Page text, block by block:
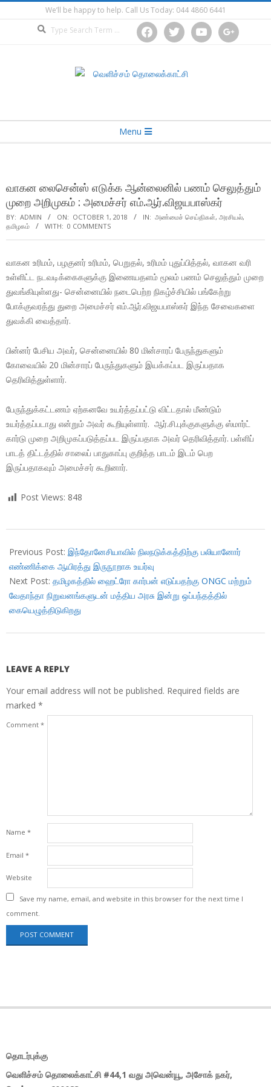
to
We’ll be happy to help. Call Us Today: 044 4860 6441
facebooktwitter youtube google
Menu
வாகன லைசென்ஸ் எடுக்க ஆன்லைனில் பணம் செலுத்தும்
முறை அறிமுகம் : அமைச்சர் எம்.ஆர்.விஜயபாஸ்கர்
BY: ADMIN ON: OCTOBER 1, 2018 IN: அண்மைச் செய்திகள், அரசியல்,
தமிழகம்
WITH: 0 COMMENTS
வாகன உரிமம், பழகுனர் உரிமம், பெறுதல், உரிமம் புதுப்பித்தல், வாகன வரி
உள்ளிட்ட நடவடிக்கைகளுக்கு இணையதளம் மூலம் பணம் செலுத்தும் முறை
துவங்கியுள்ளது- சென்னையில் நடைபெற்ற நிகழ்ச்சியில் பங்கேற்று
போக்குவரத்து துறை அமைச்சர் எம்.ஆர்.விஜயபாஸ்கர் இந்த சேவைகளை
துவக்கி வைத்தார்.
பின்னர் பேசிய அவர், சென்னையில் 80 மின்சாரப் பேருந்துகளும்
கோவையில் 20 மின்சாரப் பேருந்துகளும் இயக்கப்பட இருப்பதாக
தெரிவித்துள்ளார்.
பேருந்துக்கட்டணம் ஏற்கனவே உயர்த்தப்பட்டு விட்டதால் மீண்டும்
உயர்த்தப்படாது என்றும் அவர் கூறியுள்ளார். ஆர்.சி.புக்குகளுக்கு ஸ்மார்ட்
கார்டு முறை அறிமுகப்படுத்தப்பட இருப்பதாக அவர் தெரிவித்தார். பள்ளிப்
பாடத் திட்டத்தில் சாலைப் பாதுகாப்பு குறித்த பாடம் இடம் பெற
இருப்பதாகவும் அமைச்சர் கூறினார்.
Post Views: 848
10-
01
Previous Post: இந்தோனேசியாவில் நிலநடுக்கத்திற்கு பலியானோர்
எண்ணிக்கை ஆயிரத்து இருநூறாக உயர்வு
Next Post: தமிழகத்தில் ஹைட்ரோ கார்பன் எடுப்பதற்கு ONGC மற்றும்
வேதாந்தா நிறுவனங்களுடன் மத்திய அரசு இன்று ஒப்பந்தத்தில்
கையெழுத்திடுகிறது
LEAVE A REPLY
Your email address will not be published. Required fields are
marked *
Comment *
Name *
Email *
Website
Save my name, email, and website in this browser for the next time I
comment.
தொடர்புக்கு
வெளிச்சம் தொலைக்காட்சி #44,1 வது அவென்யூ, அசோக் நகர்,